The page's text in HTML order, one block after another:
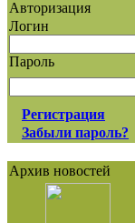
Авторизация
Логин
Пароль
Регистрация
Забыли пароль?
Архив новостей